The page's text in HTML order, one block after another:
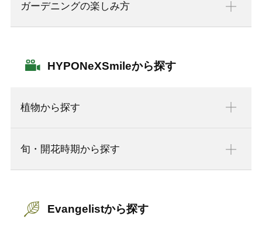
ガーデニングの楽しみ方
HYPONeXSmileから探す
植物から探す
旬・開花時期から探す
Evangelistから探す